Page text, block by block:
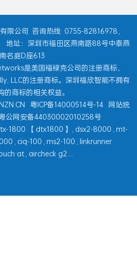
限公司 咨询热线: 0755-82816978、
地址：深圳市福田区燕南路88号中泰燕
南名庭D座613
是美国福禄克公司的注册商标，
LLC的注册商标。深圳福欣智能不拥有
的商标的相关权益。
粤ICP备14000514号-14 网站统
公网安备44030002010258号
1800 【 dtx1800 】, dsx2-8000 mt-
ciq-100 ms2-100 linkrunner
at aircheck g2